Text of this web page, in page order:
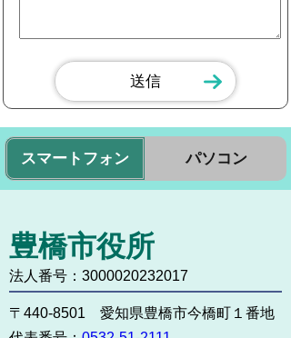
スマートフォン パソコン
豊橋市役所
法人番号：3000020232017
〒440-8501 愛知県豊橋市今橋町１番地